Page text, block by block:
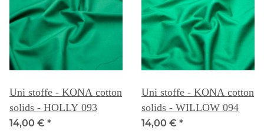
Uni stoffe - KONA cotton
solids - HOLLY 093
14,00 € *
Uni stoffe - KONA cotton
solids - WILLOW 094
14,00 € *